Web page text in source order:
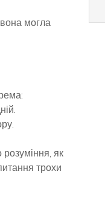
могла
розуміння, як
трохи